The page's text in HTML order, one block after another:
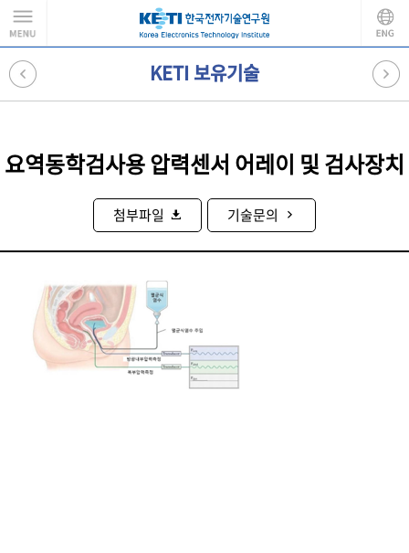
KETI 보유기술
요역동학검사용 압력센서 어레이 및 검사장치
첨부파일 기술문의